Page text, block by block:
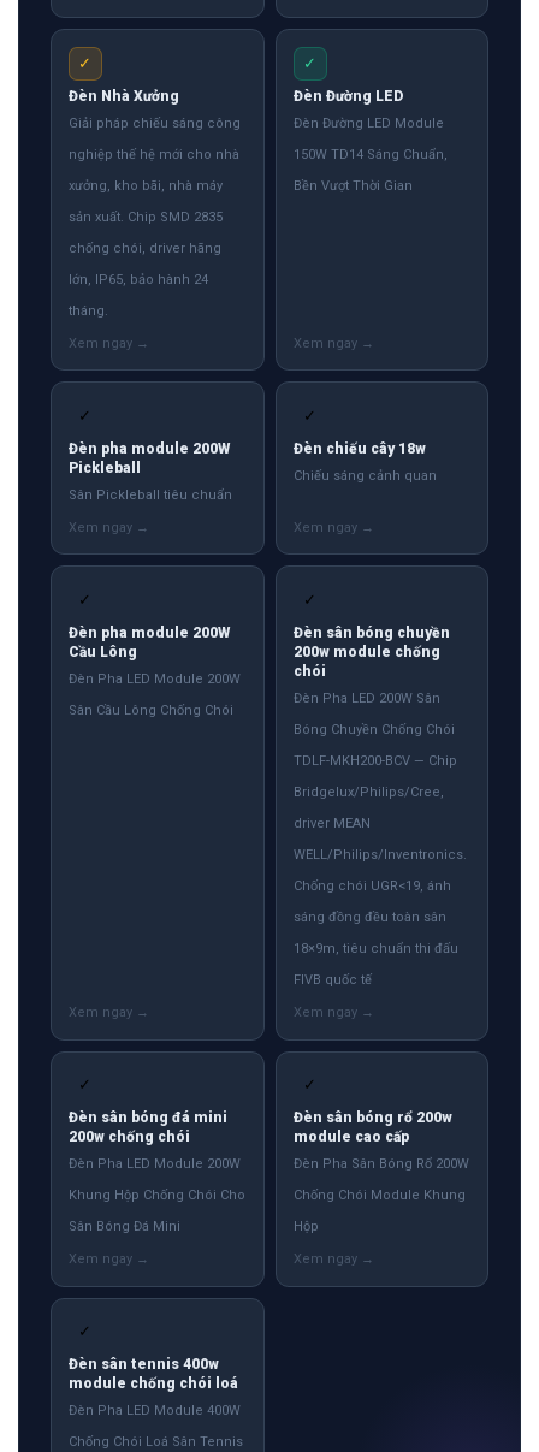
✓
Đèn Nhà Xưởng
Giải pháp chiếu sáng công
nghiệp thế hệ mới cho nhà
xưởng, kho bãi, nhà máy
sản xuất. Chip SMD 2835
chống chói, driver hãng
lớn, IP65, bảo hành 24
tháng.
✓
Đèn Đường LED
Đèn Đường LED Module
150W TD14 Sáng Chuẩn,
Bền Vượt Thời Gian
✓
Đèn pha module 200W
Pickleball
Sân Pickleball tiêu chuẩn
✓
Đèn chiếu cây 18w
Chiếu sáng cảnh quan
✓
Đèn pha module 200W
Cầu Lông
Đèn Pha LED Module 200W
Sân Cầu Lông Chống Chói
✓
Đèn sân bóng chuyền
200w module chống
chói
Đèn Pha LED 200W Sân
Bóng Chuyền Chống Chói
TDLF-MKH200-BCV — Chip
Bridgelux/Philips/Cree,
driver MEAN
WELL/Philips/Inventronics.
Chống chói UGR<19, ánh
sáng đồng đều toàn sân
18×9m, tiêu chuẩn thi đấu
FIVB quốc tế
✓
Đèn sân bóng đá mini
200w chống chói
Đèn Pha LED Module 200W
Khung Hộp Chống Chói Cho
Sân Bóng Đá Mini
✓
Đèn sân bóng rổ 200w
module cao cấp
Đèn Pha Sân Bóng Rổ 200W
Chống Chói Module Khung
Hộp
✓
Đèn sân tennis 400w
module chống chói loá
Đèn Pha LED Module 400W
Chống Chói Loá Sân Tennis